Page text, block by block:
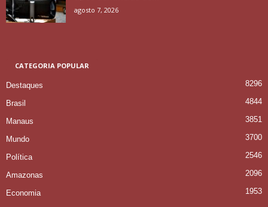
agosto 7, 2026
CATEGORIA POPULAR
Destaques 8296
Brasil 4844
Manaus 3851
Mundo 3700
Política 2546
Amazonas 2096
Economia 1953